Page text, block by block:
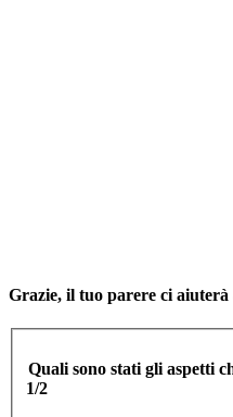
Grazie, il tuo parere ci
Quali sono stati gli aspetti
1/2